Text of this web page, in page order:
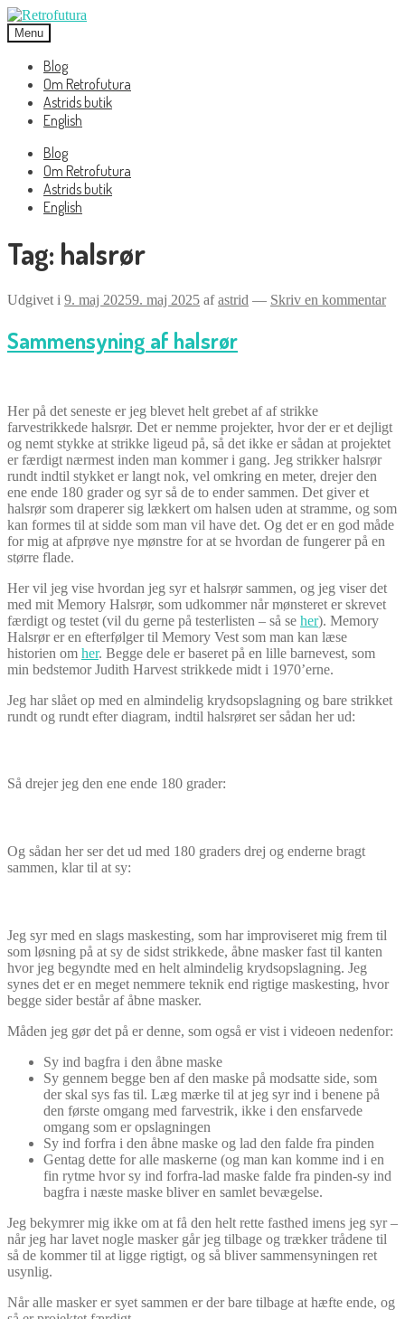
Spring
til
navigation
Spring
til
indhold
Menu
Blog
Om Retrofutura
Astrids butik
English
Blog
Om Retrofutura
Astrids butik
English
Tag: halsrør
Udgivet i 9. maj 20259. maj 2025 afastrid — Skriv en kommentar
Sammensyning af halsrør
Her på det seneste er jeg blevet helt grebet af af strikke
farvestrikkede halsrør. Det er nemme projekter, hvor der er et dejligt
og nemt stykke at strikke ligeud på, så det ikke er sådan at projektet
er færdigt nærmest inden man kommer i gang. Jeg strikker halsrør
rundt indtil stykket er langt nok, vel omkring en meter, drejer den
ene ende 180 grader og syr så de to ender sammen. Det giver et
halsrør som draperer sig lækkert om halsen uden at stramme, og som
kan formes til at sidde som man vil have det. Og det er en god måde
for mig at afprøve nye mønstre for at se hvordan de fungerer på en
større flade.
Her vil jeg vise hvordan jeg syr et halsrør sammen, og jeg viser det
med mit Memory Halsrør, som udkommer når mønsteret er skrevet
færdigt og testet (vil du gerne på testerlisten – så se her). Memory
Halsrør er en efterfølger til Memory Vest som man kan læse
historien om her. Begge dele er baseret på en lille barnevest, som
min bedstemor Judith Harvest strikkede midt i 1970’erne.
Jeg har slået op med en almindelig krydsopslagning og bare strikket
rundt og rundt efter diagram, indtil halsrøret ser sådan her ud:
Så drejer jeg den ene ende 180 grader:
Og sådan her ser det ud med 180 graders drej og enderne bragt
sammen, klar til at sy:
Jeg syr med en slags maskesting, som har improviseret mig frem til
som løsning på at sy de sidst strikkede, åbne masker fast til kanten
hvor jeg begyndte med en helt almindelig krydsopslagning. Jeg
synes det er en meget nemmere teknik end rigtige maskesting, hvor
begge sider består af åbne masker.
Måden jeg gør det på er denne, som også er vist i videoen nedenfor:
Sy ind bagfra i den åbne maske
Sy gennem begge ben af den maske på modsatte side, som
der skal sys fas til. Læg mærke til at jeg syr ind i benene på
den første omgang med farvestrik, ikke i den ensfarvede
omgang som er opslagningen
Sy ind forfra i den åbne maske og lad den falde fra pinden
Gentag dette for alle maskerne (og man kan komme ind i en
fin rytme hvor sy ind forfra-lad maske falde fra pinden-sy ind
bagfra i næste maske bliver en samlet bevægelse.
Jeg bekymrer mig ikke om at få den helt rette fasthed imens jeg syr –
når jeg har lavet nogle masker går jeg tilbage og trækker trådene til
så de kommer til at ligge rigtigt, og så bliver sammensyningen ret
usynlig.
Når alle masker er syet sammen er der bare tilbage at hæfte ende, og